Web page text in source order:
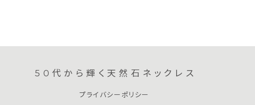
50代から輝く天然石ネックレス
プライバシーポリシー